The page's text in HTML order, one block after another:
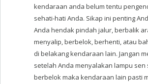
kendaraan anda belum tentu
sehati-hati Anda. Sikap ini penting
Anda hendak pindah jalur, berbalik
menyalip, berbelok, berhenti, atau
di belakang kendaraan lain. Jangan
setelah Anda menyalakan lampu
berbelok maka kendaraan lain pasti